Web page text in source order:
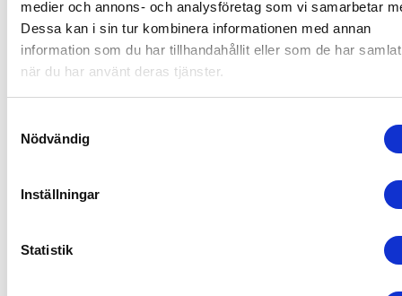
medier och annons- och analysföretag som vi samarbetar
Dessa kan i sin tur kombinera informationen med annan
information som du har tillhandahållit eller som de har
när du har använt deras tjänster.
Nödvändig
Inställningar
Statistik